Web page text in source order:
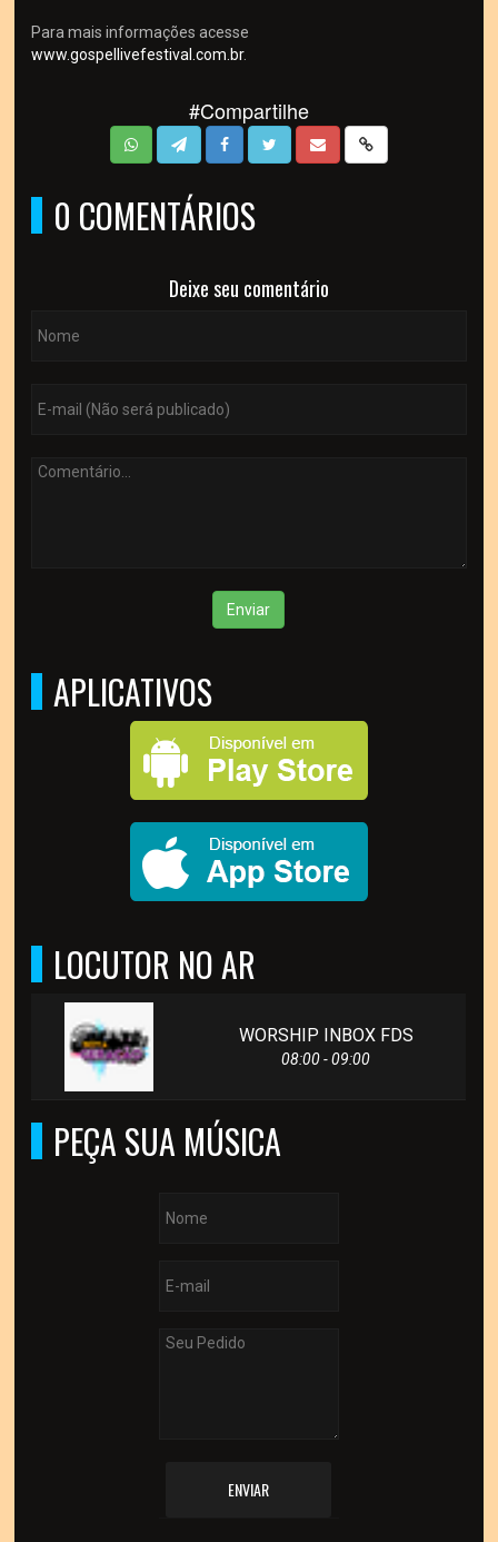
Para mais informações acesse
www.gospellivefestival.com.br.
#Compartilhe
0 COMENTÁRIOS
Deixe seu comentário
Enviar
APLICATIVOS
LOCUTOR NO AR
WORSHIP INBOX FDS
08:00 - 09:00
PEÇA SUA MÚSICA
ENVIAR